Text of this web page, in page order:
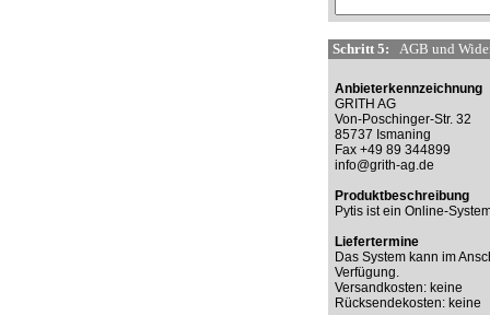
Schritt 5: AGB und
Anbieterkennzeichnung
GRITH AG
Von-Poschinger-Str. 32
85737 Ismaning
Fax +49 89 344899
info@grith-ag.de
Produktbeschreibung
Pytis ist ein Online-
Liefertermine
Das System kann im
Verfügung.
Versandkosten: keine
Rücksendekosten: keine